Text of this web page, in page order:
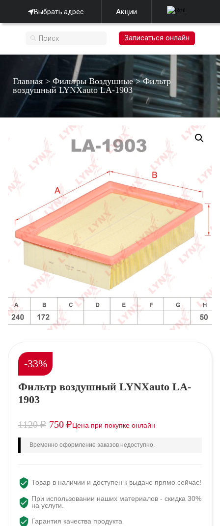
Выбрать адрес Акции
Записаться онлайн
Главная >Фильтры Воздушные>Фильтр
воздушный LYNXauto LA-1903
-33%
Фильтр воздушный LYNXauto LA-
1903
1120₽ 750 ₽
Временно оформление заказов недоступно.
Товар в наличии и доступен к выдаче прямо сейчас!
При использовании наших материалов - скидка 30%
на услуги.
Гарантия качества продукта